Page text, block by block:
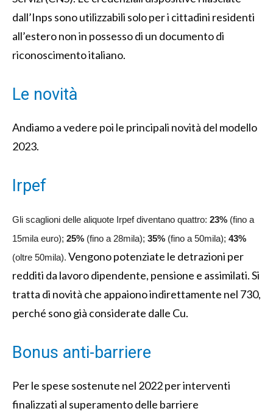
dall’Inps sono utilizzabili solo per i cittadini residenti
all’estero non in possesso di un documento di
riconoscimento italiano.
Le novità
Andiamo a vedere poi le principali novità del modello
2023.
Irpef
Gli scaglioni delle aliquote Irpef diventano quattro: 23% (fino a
15mila euro); 25% (fino a 28mila); 35% (fino a 50mila); 43%
(oltre 50mila). Vengono potenziate le detrazioni per
redditi da lavoro dipendente, pensione e assimilati. Si
tratta di novità che appaiono indirettamente nel 730,
perché sono già considerate dalle Cu.
Bonus anti-barriere
Per le spese sostenute nel 2022 per interventi
finalizzati al superamento delle barriere